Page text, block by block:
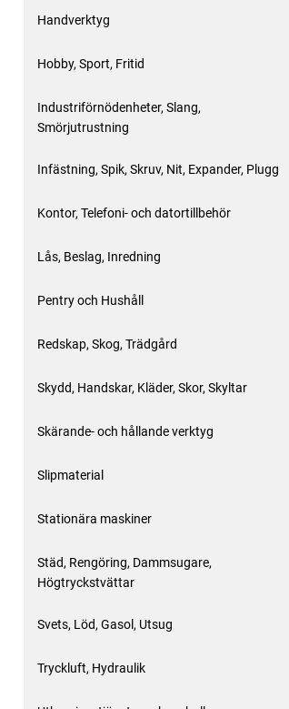
Handverktyg
Hobby, Sport, Fritid
Industriförnödenheter, Slang,
Smörjutrustning
Infästning, Spik, Skruv, Nit, Expander, Plugg
Kontor, Telefoni- och datortillbehör
Lås, Beslag, Inredning
Pentry och Hushåll
Redskap, Skog, Trädgård
Skydd, Handskar, Kläder, Skor, Skyltar
Skärande- och hållande verktyg
Slipmaterial
Stationära maskiner
Städ, Rengöring, Dammsugare,
Högtryckstvättar
Svets, Löd, Gasol, Utsug
Tryckluft, Hydraulik